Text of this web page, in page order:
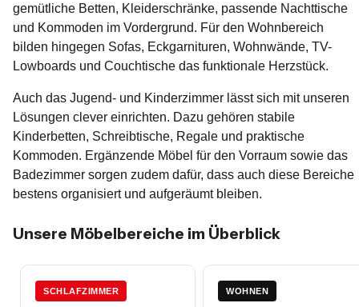
gemütliche Betten, Kleiderschränke, passende Nachttische
und Kommoden im Vordergrund. Für den Wohnbereich
bilden hingegen Sofas, Eckgarnituren, Wohnwände, TV-
Lowboards und Couchtische das funktionale Herzstück.
Auch das Jugend- und Kinderzimmer lässt sich mit unseren
Lösungen clever einrichten. Dazu gehören stabile
Kinderbetten, Schreibtische, Regale und praktische
Kommoden. Ergänzende Möbel für den Vorraum sowie das
Badezimmer sorgen zudem dafür, dass auch diese Bereiche
bestens organisiert und aufgeräumt bleiben.
Unsere Möbelbereiche im Überblick
SCHLAFZIMMER WOHNEN